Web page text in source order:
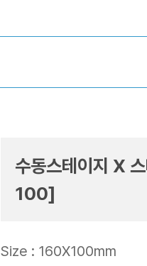
수동스테이지 X
100]
Size : 160X100mm